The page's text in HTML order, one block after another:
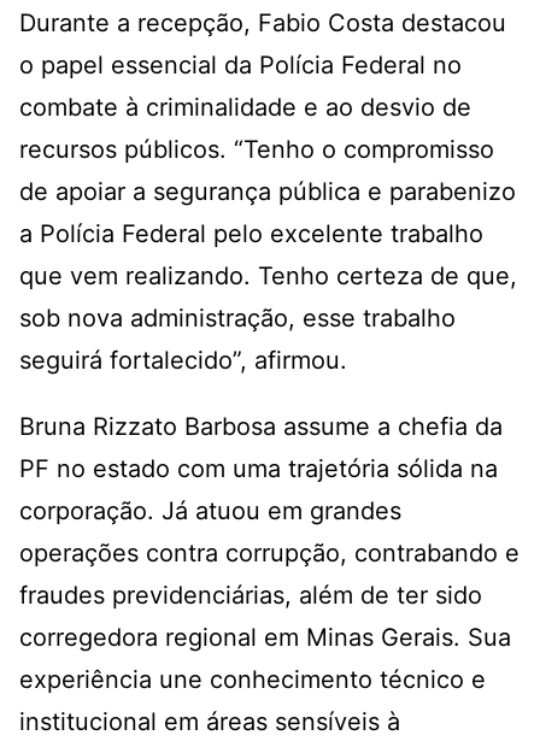
Durante a recepção, Fabio Costa destacou
o papel essencial da Polícia Federal no
combate à criminalidade e ao desvio de
recursos públicos. “Tenho o compromisso
de apoiar a segurança pública e parabenizo
a Polícia Federal pelo excelente trabalho
que vem realizando. Tenho certeza de que,
sob nova administração, esse trabalho
seguirá fortalecido”, afirmou.
Bruna Rizzato Barbosa assume a chefia da
PF no estado com uma trajetória sólida na
corporação. Já atuou em grandes
operações contra corrupção, contrabando e
fraudes previdenciárias, além de ter sido
corregedora regional em Minas Gerais. Sua
experiência une conhecimento técnico e
institucional em áreas sensíveis à